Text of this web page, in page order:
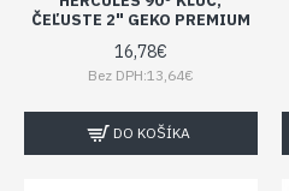
ČEĽUSTE 2" GEKO PREMIUM
16,78€
Bez DPH:13,64€
DO KOŠÍKA